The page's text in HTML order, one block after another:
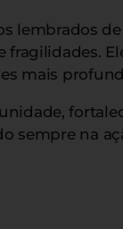
lembrados
mais
sempre na